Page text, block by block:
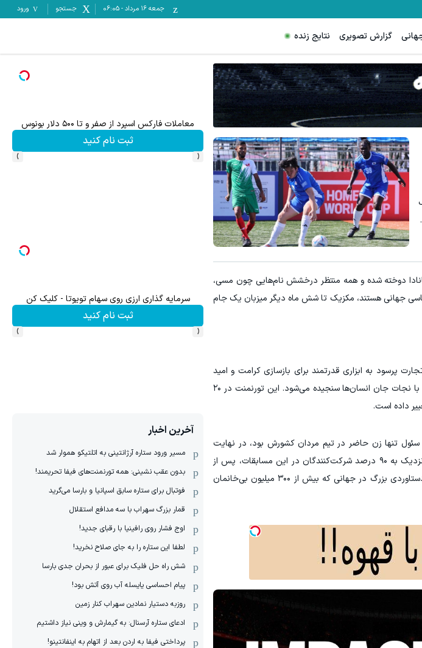
جمعه ۱۶ مرداد -
06:05 جستجو ورود
گزارش تصویری نتایج زنده
به جام جهانی ۲۰۲۶ در آمریکا، مکزیک و کانادا دوخته شده و همه منتظر درخشش نام‌هایی چون مسی،
جهانی هستند، مکزیک تا شش ماه دیگر میزبان یک جام
پرسود به ابزاری قدرتمند برای بازسازی کرامت و امید
انسان‌های حاشیه‌نشین تبدیل کرده است. در این رقابت‌ها، آمارها نه با تعداد گل‌ها، بلکه با نجات جان انسان‌ها سنجیده می‌شود. این تورنمنت در ۲۰
این تورنمنت بی‌نظیر است. برای مثال، «لینت» از زیمبابوه که در دوره ۲۰۲۴ سئول تنها زن حاضر در تیم مردان کشورش بود، در نهایت
دستکش طلایی بهترین دروازه‌بان مسابقات به دست آورد. تحقیقات نشان می‌دهد که نزدیک به ۹۰ درصد شرکت‌کنندگان در این مسابقات، پس از
پایان تورنمنت بهبود چشمگیری در سلامت روانی و اعتمادبه‌نفس خود گزارش داده‌اند؛ دستاوردی بزرگ در جهانی که بیش از ۳۰۰ میلیون بی‌خانمان
معاملات فارکس اسپرد از صفر و تا ۵۰۰ دلار بونوس
ثبت نام کنید
‹
›
سرمایه گذاری ارزی روی سهام تویوتا - کلیک کن
ثبت نام کنید
‹
›
آخرین اخبار
مسیر ورود ستاره آرژانتینی به اتلتیکو هموار شد
بدون عقب نشینی: همه تورنمنت‌های فیفا تحریمند!
فوتبال برای ستاره سابق اسپانیا و بارسا می‌گرید
قمار بزرگ سهراب با سه مدافع استقلال
اوج فشار روی رافینیا با رقبای جدید!
لطفا این ستاره را به جای صلاح نخرید!
شش راه حل فلیک برای عبور از بحران جدی بارسا
پیام احساسی یایسله آب روی آتش بود!
روزبه دستیار نمادین سهراب کنار زمین
ادعای ستاره آرسنال: به گیمارش و وینی نیاز داشتیم
پرداختی فیفا به اردن بعد از اتهام به اینفانتینو!